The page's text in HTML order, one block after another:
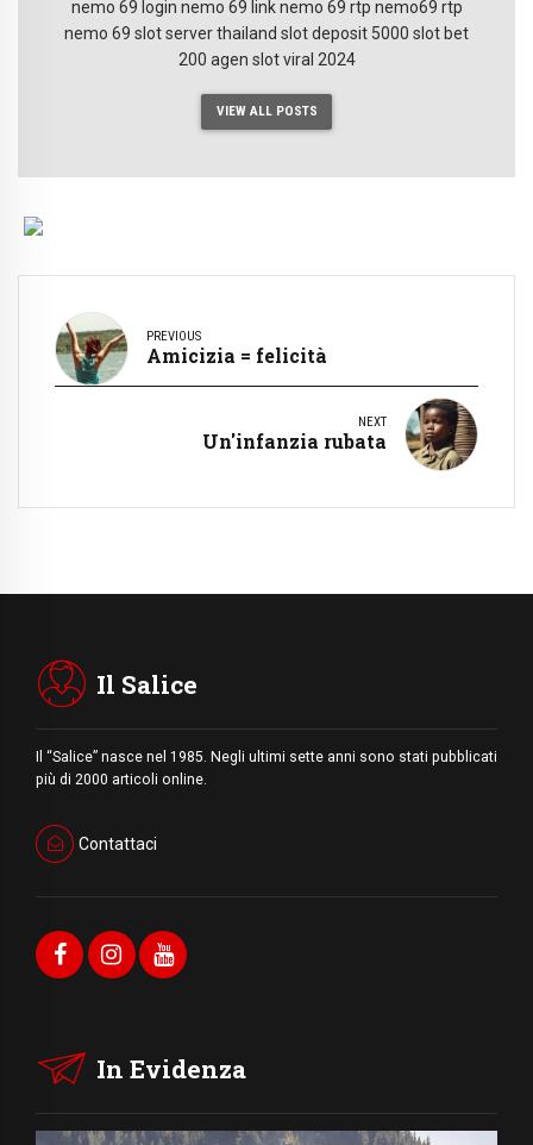
nemo 69 login nemo 69 link nemo 69 rtp nemo69 rtp
nemo 69 slot server thailand slot deposit 5000 slot bet
200 agen slot viral 2024
VIEW ALL POSTS
PREVIOUS
Amicizia = felicità
NEXT
Un'infanzia rubata
Il Salice
Il “Salice” nasce nel 1985. Negli ultimi sette anni sono stati pubblicati
più di 2000 articoli online.
Contattaci
In Evidenza